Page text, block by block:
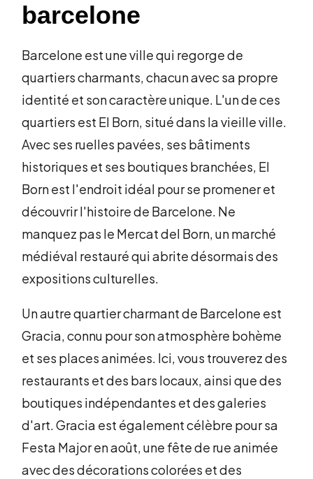
barcelone
Barcelone est une ville qui regorge de
quartiers charmants, chacun avec sa propre
identité et son caractère unique. L'un de ces
quartiers est El Born, situé dans la vieille ville.
Avec ses ruelles pavées, ses bâtiments
historiques et ses boutiques branchées, El
Born est l'endroit idéal pour se promener et
découvrir l'histoire de Barcelone. Ne
manquez pas le Mercat del Born, un marché
médiéval restauré qui abrite désormais des
expositions culturelles.
Un autre quartier charmant de Barcelone est
Gracia, connu pour son atmosphère bohème
et ses places animées. Ici, vous trouverez des
restaurants et des bars locaux, ainsi que des
boutiques indépendantes et des galeries
d'art. Gracia est également célèbre pour sa
Festa Major en août, une fête de rue animée
avec des décorations colorées et des